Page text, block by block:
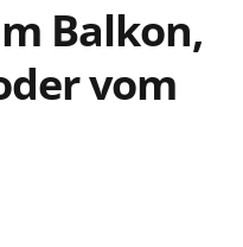
Balkon,
vom